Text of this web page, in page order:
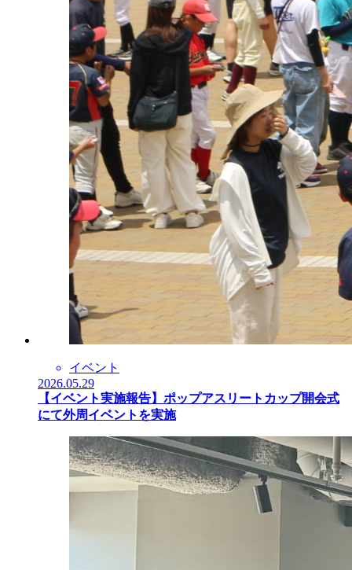
イベント
2026.05.29
【イベント実施報告】ポップアスリートカップ開会式
にて外周イベントを実施